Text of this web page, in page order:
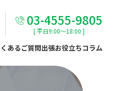
03-4555-9805
[ 平日9:00～18:00 ]
あるご質問出張お役立ちコラム